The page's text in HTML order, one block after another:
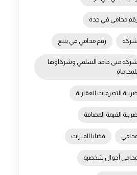
رقم محامي في جده
رقم محامي في ينبع شركة
شركة منى حامد السلمي وشركاؤها
للمحاماة
ضريبة التصرفات العقارية
ضريبة القيمة المضافة
قضايا الميراث
أحوال شخصية